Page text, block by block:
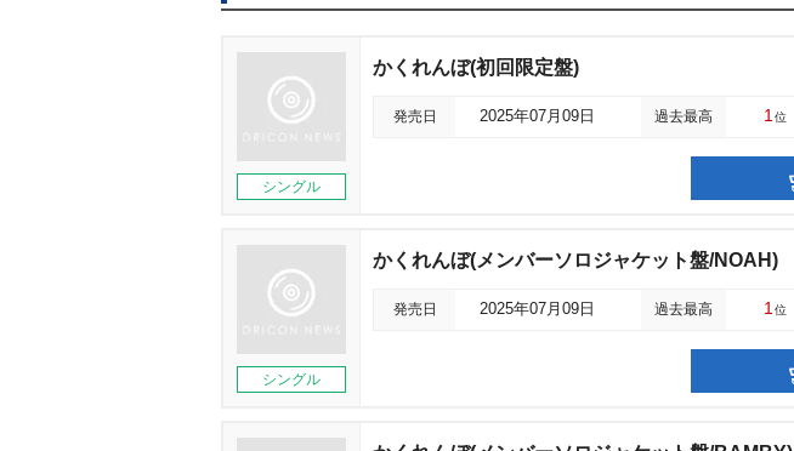
シングル
かくれんぼ(初回限定盤)
発売日 2025年07月09日 過去最高 1 位
シングル
かくれんぼ(メンバーソロジャケット盤/NOAH)
発売日 2025年07月09日 過去最高 1 位